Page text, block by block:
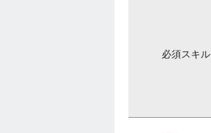
必須スキル